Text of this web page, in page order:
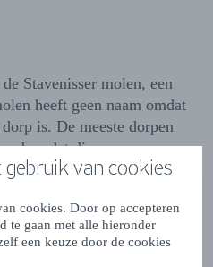
van cookies
cookies. Door op accepteren
te gaan met alle hieronder
een keuze door de cookies
Stavenisser molen, een
heeft geen naam omdat
is. De meeste dorpen
dat die een naam
is van april tot oktober op